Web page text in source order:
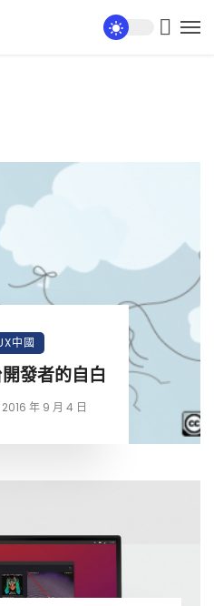
中國
發者的自白
2016 年 9 月 4 日